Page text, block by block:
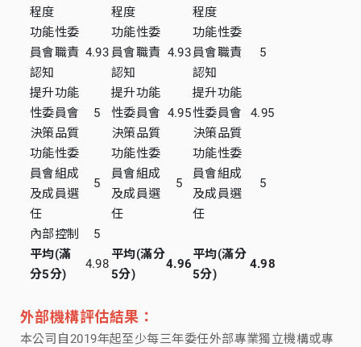
程度
程度
程度
功能性委
員會職責
認知
4.93
功能性委
員會職責
認知
4.93
功能性委
員會職責
認知
5
提升功能
性委員會
決策品質
5
提升功能
性委員會
決策品質
4.95
提升功能
性委員會
決策品質
4.95
功能性委
員會組成
及成員選
任
5
功能性委
員會組成
及成員選
任
5
功能性委
員會組成
及成員選
任
5
內部控制
5
平均(滿
分5分)
4.98
平均(滿分
5分)
4.96
平均(滿分
5分)
4.98
外部機構評估結果：
本公司自2019年起至少每三年委任外部專業獨立機構或專